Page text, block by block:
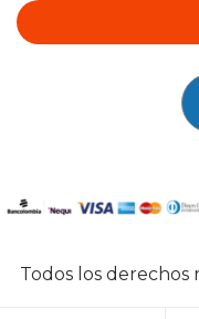
Todos los derechos